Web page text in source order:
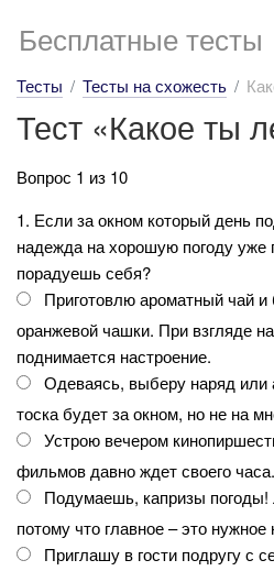
Бесплатные тесты
Тесты Тесты на схожесть
Тест «Какое ты
Вопрос 1 из 10
1. Если за окном который день
надежда на хорошую погоду уже
порадуешь себя?
Приготовлю ароматный чай
оранжевой чашки. При взгляде
поднимается настроение.
Одеваясь, выберу наряд или
тоска будет за окном, но не на
Устрою вечером
фильмов давно ждет своего часа.
Подумаешь, капризы погоды!
потому что главное – это нужное
Приглашу в гости подругу с